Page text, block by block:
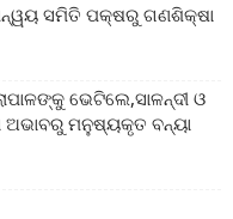
ସମିତି ପକ୍ଷରୁ ଗଣଶିକ୍ଷା
ଭେଟିଲେ,ସାଳନ୍ଦୀ ଓ
ମନୁଷ୍ୟକୃତ ବନ୍ୟା